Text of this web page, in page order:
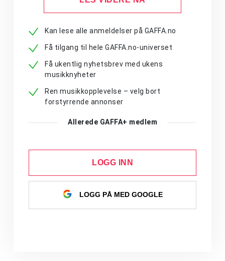
Kan lese alle anmeldelser på GAFFA.no
Få tilgang til hele GAFFA.no-universet
Få ukentlig nyhetsbrev med ukens
musikknyheter
Ren musikkopplevelse – velg bort
forstyrrende annonser
Allerede GAFFA+ medlem
LOGG INN
LOGG PÅ MED GOOGLE